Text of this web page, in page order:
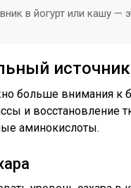
в йогурт или кашу —
больше внимания к
и восстановление
аминокислоты.